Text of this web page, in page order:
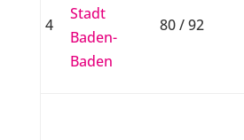
4
Stadt
Baden-
Baden
80 / 92